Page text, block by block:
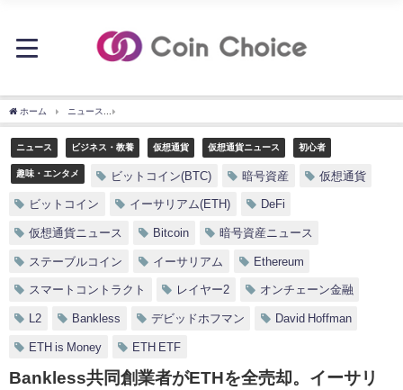
ホーム ニュース
ニュース ビジネス・教養 仮想通貨 仮想通貨ニュース 初心者
趣味・エンタメ ビットコイン(BTC) 暗号資産 仮想通貨
ビットコイン イーサリアム(ETH) DeFi
仮想通貨ニュース Bitcoin 暗号資産ニュース
ステーブルコイン イーサリアム Ethereum
スマートコントラクト レイヤー2 オンチェーン金融
L2 Bankless デビッドホフマン David Hoffman
ETH is Money ETH ETF
Bankless共同創業者がETHを全売却。イーサリ